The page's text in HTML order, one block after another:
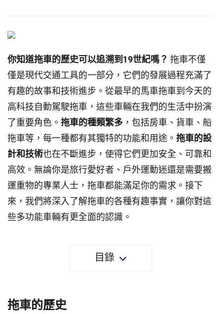
你知道拖車的歷史可以追溯到19世紀嗎？ 拖車不僅
僅是現代交通工具的一部分，它們的發展過程充滿了
有趣的故事和技術進步。從最早的馬車拖車到今天的
高科技自動駕駛拖車，這些車輛在我們的生活中扮演
了重要角色。 拖車的種類繁多 ，包括房車、貨車、船
拖車等，每一種都有其獨特的功能和用途。 拖車的設
計和技術也在不斷進步，使得它們更加安全、可靠和
高效。無論你是旅行愛好者、戶外運動迷還是需要搬
運重物的專業人士，拖車都能滿足你的需求。接下
來，我們將深入了解拖車的各種有趣事實，讓你對這
些多功能車輛有更全面的認識。
目錄
拖車的歷史